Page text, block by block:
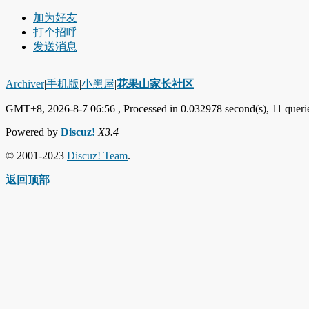
加为好友
打个招呼
发送消息
Archiver|手机版|小黑屋|花果山家长社区
GMT+8, 2026-8-7 06:56 , Processed in 0.032978 second(s), 11
Powered by Discuz! X3.4
© 2001-2023 Discuz! Team.
返回顶部